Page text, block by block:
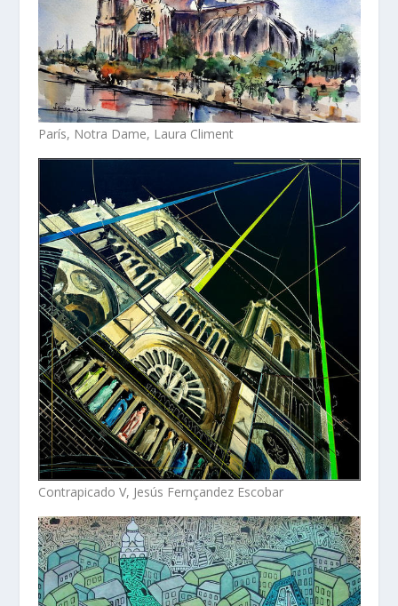
París, Notra Dame, Laura Climent
Contrapicado V, Jesús Fernçandez Escobar